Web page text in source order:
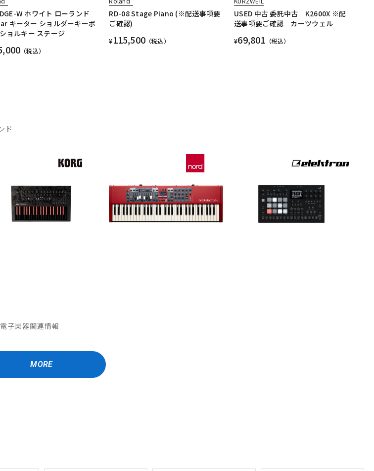
W ホワイト ローランド
キーター ショルダーキーボ
ョルキー ステージ
（税込）
RD-08 Stage Piano (※配送事項要
ご確認)
¥115,500 （税込）
USED 中古 委託中古 K2600X ※配
送事項要ご確認 カーツウェル
¥69,801 （税込）
ド
子楽器関連情報
MORE